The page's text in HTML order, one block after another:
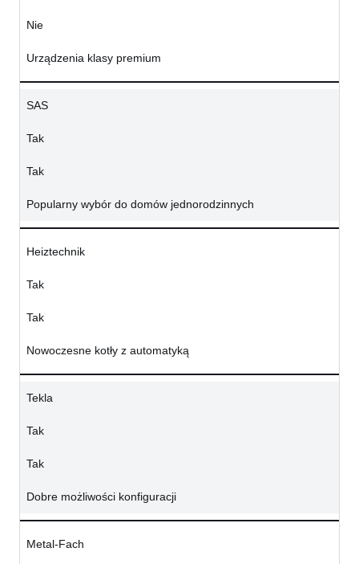
Nie
Urządzenia klasy premium
SAS
Tak
Tak
Popularny wybór do domów jednorodzinnych
Heiztechnik
Tak
Tak
Nowoczesne kotły z automatyką
Tekla
Tak
Tak
Dobre możliwości konfiguracji
Metal-Fach